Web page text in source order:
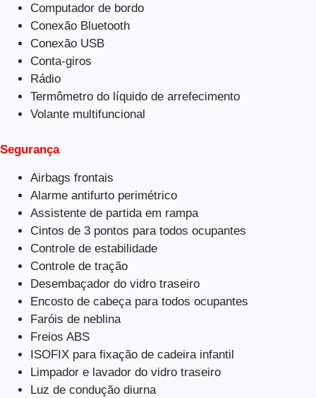
Computador de bordo
Conexão Bluetooth
Conexão USB
Conta-giros
Rádio
Termômetro do líquido de arrefecimento
Volante multifuncional
Segurança
Airbags frontais
Alarme antifurto perimétrico
Assistente de partida em rampa
Cintos de 3 pontos para todos ocupantes
Controle de estabilidade
Controle de tração
Desembaçador do vidro traseiro
Encosto de cabeça para todos ocupantes
Faróis de neblina
Freios ABS
ISOFIX para fixação de cadeira infantil
Limpador e lavador do vidro traseiro
Luz de condução diurna